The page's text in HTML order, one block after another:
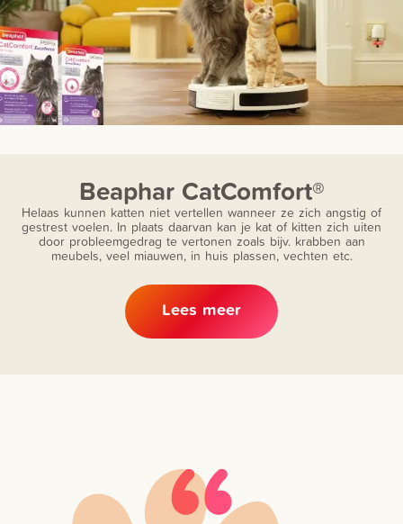
Beaphar CatComfort®
Helaas kunnen katten niet vertellen wanneer ze zich angstig of
gestrest voelen. In plaats daarvan kan je kat of kitten zich uiten
door probleemgedrag te vertonen zoals bijv. krabben aan
meubels, veel miauwen, in huis plassen, vechten etc.
Lees meer